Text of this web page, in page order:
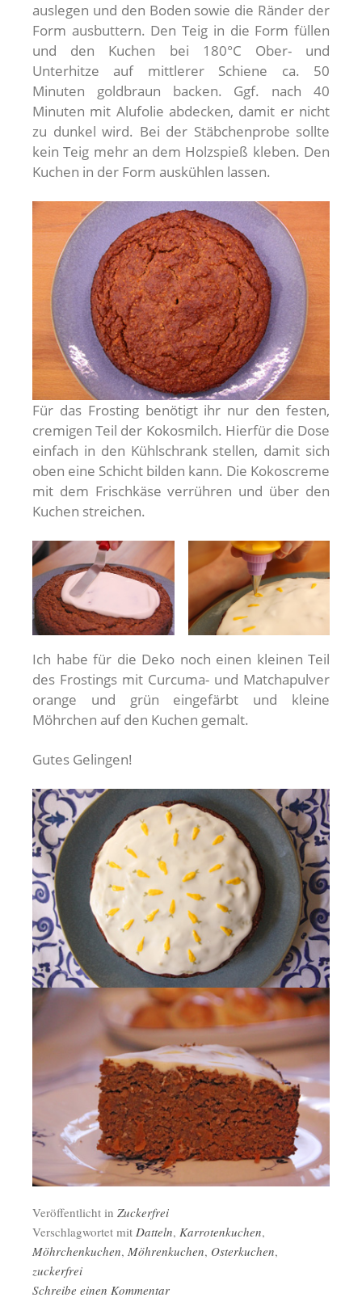
auslegen und den Boden sowie die Ränder der
Form ausbuttern. Den Teig in die Form füllen
und den Kuchen bei 180°C Ober- und
Unterhitze auf mittlerer Schiene ca. 50
Minuten goldbraun backen. Ggf. nach 40
Minuten mit Alufolie abdecken, damit er nicht
zu dunkel wird. Bei der Stäbchenprobe sollte
kein Teig mehr an dem Holzspieß kleben. Den
Kuchen in der Form auskühlen lassen.
Für das Frosting benötigt ihr nur den festen,
cremigen Teil der Kokosmilch. Hierfür die Dose
einfach in den Kühlschrank stellen, damit sich
oben eine Schicht bilden kann. Die Kokoscreme
mit dem Frischkäse verrühren und über den
Kuchen streichen.
Ich habe für die Deko noch einen kleinen Teil
des Frostings mit Curcuma- und Matchapulver
orange und grün eingefärbt und kleine
Möhrchen auf den Kuchen gemalt.
Gutes Gelingen!
Veröffentlicht in Zuckerfrei
Verschlagwortet mit Datteln, Karrotenkuchen,
Möhrchenkuchen, Möhrenkuchen, Osterkuchen,
zuckerfrei
Schreibe einen Kommentar